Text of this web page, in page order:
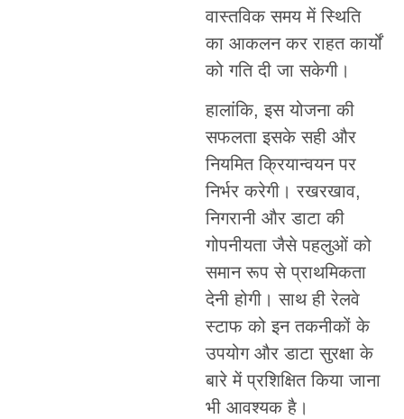
वास्तविक समय में स्थिति
का आकलन कर राहत कार्यों
को गति दी जा सकेगी।
हालांकि, इस योजना की
सफलता इसके सही और
नियमित क्रियान्वयन पर
निर्भर करेगी। रखरखाव,
निगरानी और डाटा की
गोपनीयता जैसे पहलुओं को
समान रूप से प्राथमिकता
देनी होगी। साथ ही रेलवे
स्टाफ को इन तकनीकों के
उपयोग और डाटा सुरक्षा के
बारे में प्रशिक्षित किया जाना
भी आवश्यक है।